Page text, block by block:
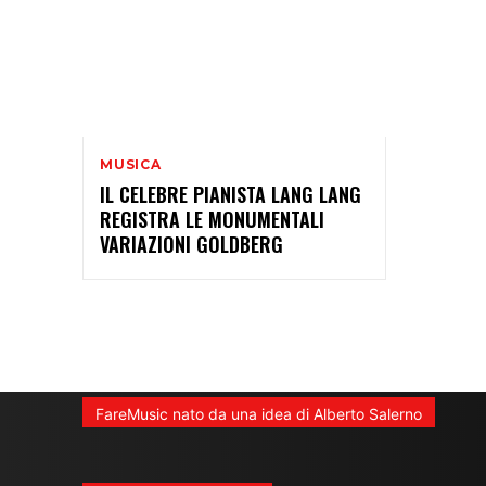
MUSICA
IL CELEBRE PIANISTA LANG LANG
REGISTRA LE MONUMENTALI
VARIAZIONI GOLDBERG
FareMusic nato da una idea di Alberto Salerno